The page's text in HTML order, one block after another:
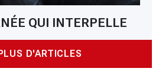
QUI INTERPELLE
D'ARTICLES